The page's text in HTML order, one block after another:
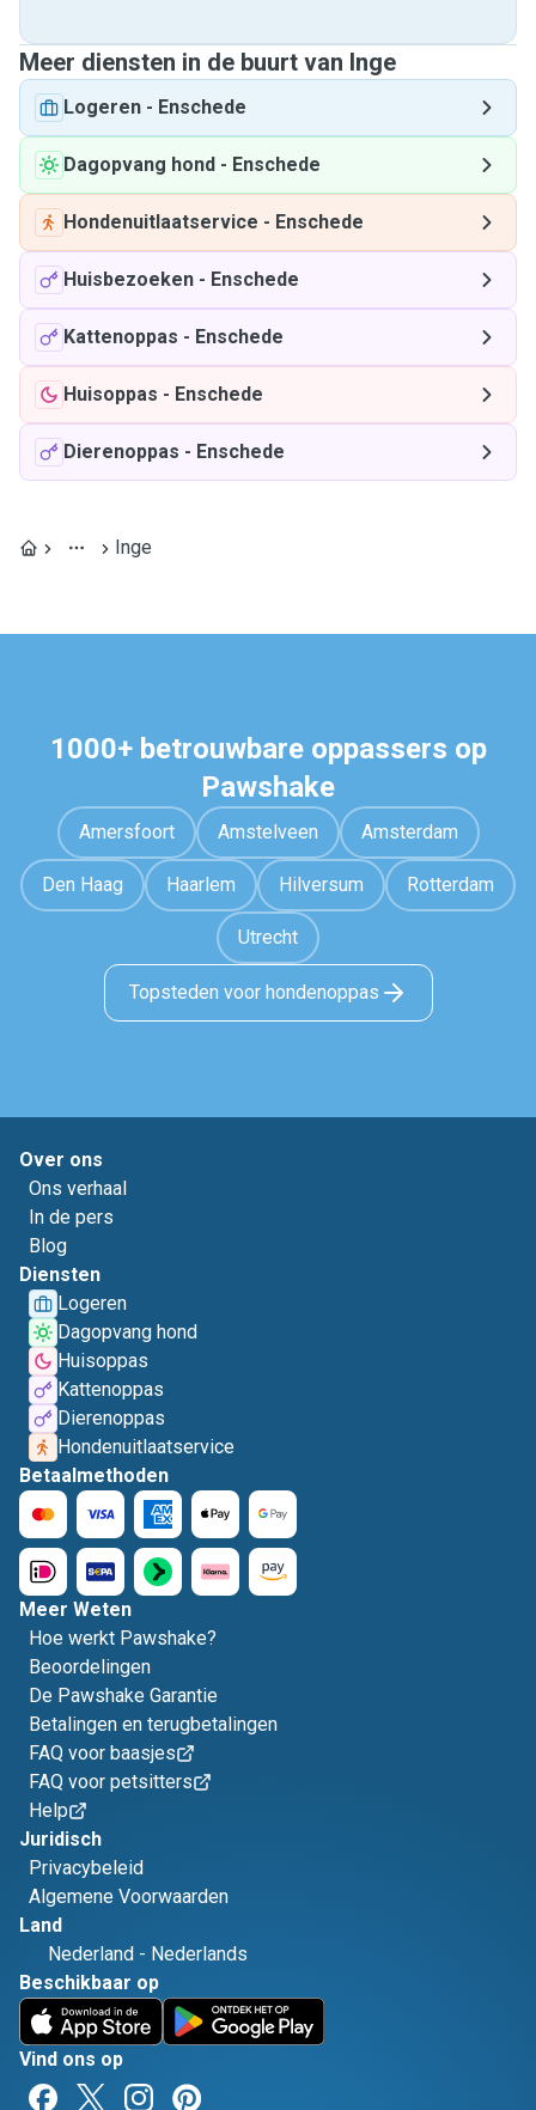
Meer diensten in de buurt van Inge
Logeren - Enschede
Dagopvang hond - Enschede
Hondenuitlaatservice - Enschede
Huisbezoeken - Enschede
Kattenoppas - Enschede
Huisoppas - Enschede
Dierenoppas - Enschede
Inge
1000+ betrouwbare oppassers op
Pawshake
Amersfoort Amstelveen Amsterdam
Den Haag Haarlem Hilversum Rotterdam
Utrecht
Topsteden voor hondenoppas
Over ons
Ons verhaal
In de pers
Blog
Diensten
Logeren
Dagopvang hond
Huisoppas
Kattenoppas
Dierenoppas
Hondenuitlaatservice
Betaalmethoden
Meer Weten
Hoe werkt Pawshake?
Beoordelingen
De Pawshake Garantie
Betalingen en terugbetalingen
FAQ voor baasjes
FAQ voor petsitters
Help
Juridisch
Privacybeleid
Algemene Voorwaarden
Land
Nederland - Nederlands
Beschikbaar op
Vind ons op